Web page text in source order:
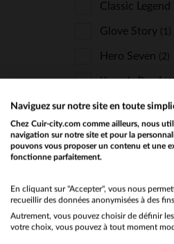
Classic
Glove Story (1)
Hero Seven (2)
Kome's Road
Redskins (6)
Von Dutch(1)
MATIÈRE
Textile
SAISON
Naviguez sur notre site en toute
Chez Cuir-city.com comme ailleurs, nous
navigation sur notre site et pour la
pouvons vous proposer un contenu et une
fonctionne parfaitement.
En cliquant sur "Accepter", vous nous
recueillir des données anonymisées à des
Autrement, vous pouvez choisir de définir
votre choix, vous pouvez à tout moment